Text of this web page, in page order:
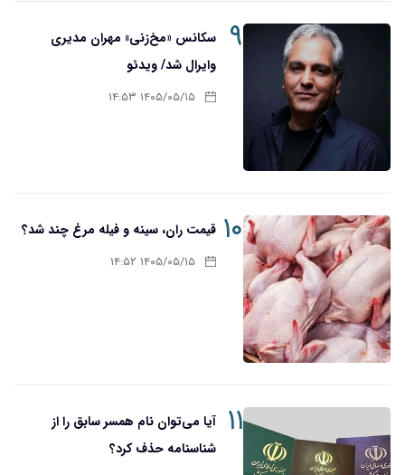
۹
سکانس «مخ‌زنی» مهران مدیری
وایرال شد/ ویدئو
۱۴۰۵/۰۵/۱۵ ۱۴:۵۳
۱۰ قیمت ران، سینه و فیله مرغ چند شد؟
۱۴۰۵/۰۵/۱۵ ۱۴:۵۲
۱۱
آیا می‌توان نام همسر سابق را از
شناسنامه حذف کرد؟